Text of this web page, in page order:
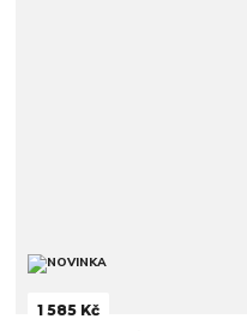
1 585 Kč